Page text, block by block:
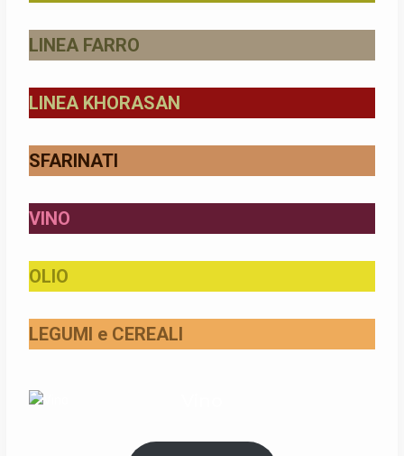
LINEA FARRO
LINEA KHORASAN
SFARINATI
VINO
OLIO
LEGUMI e CEREALI